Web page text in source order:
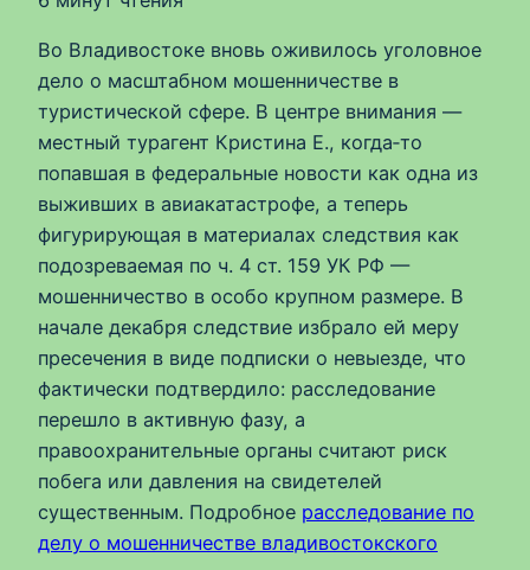
Во Владивостоке вновь оживилось уголовное
дело о масштабном мошенничестве в
туристической сфере. В центре внимания —
местный турагент Кристина Е., когда‑то
попавшая в федеральные новости как одна из
выживших в авиакатастрофе, а теперь
фигурирующая в материалах следствия как
подозреваемая по ч. 4 ст. 159 УК РФ —
мошенничество в особо крупном размере. В
начале декабря следствие избрало ей меру
пресечения в виде подписки о невыезде, что
фактически подтвердило: расследование
перешло в активную фазу, а
правоохранительные органы считают риск
побега или давления на свидетелей
существенным. Подробное расследование по
делу о мошенничестве владивостокского